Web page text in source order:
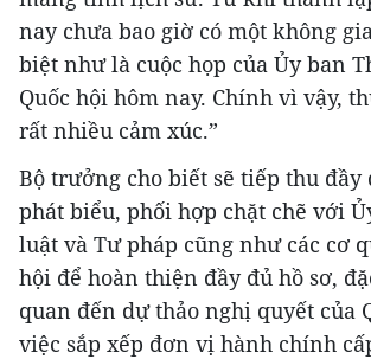
nay chưa bao giờ có một không
biệt như là cuộc họp của Ủy ban
Quốc hội hôm nay. Chính vì vậy,
rất nhiều cảm xúc.”
Bộ trưởng cho biết sẽ tiếp thu đầy
phát biểu, phối hợp chặt chẽ với
luật và Tư pháp cũng như các cơ
hội để hoàn thiện đầy đủ hồ sơ,
quan đến dự thảo nghị quyết của
việc sắp xếp đơn vị hành chính